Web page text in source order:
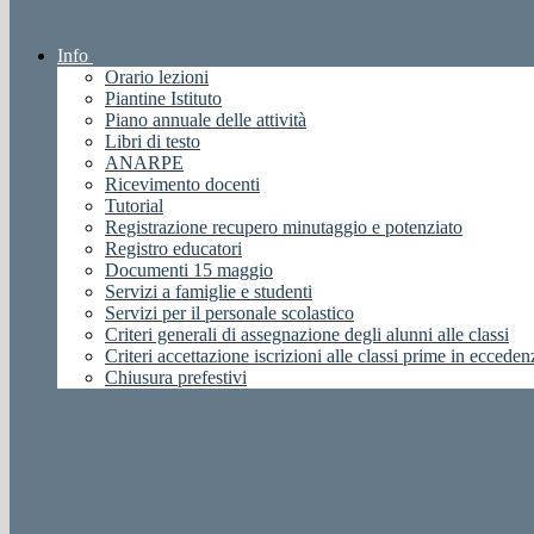
Info
Orario lezioni
Piantine Istituto
Piano annuale delle attività
Libri di testo
ANARPE
Ricevimento docenti
Tutorial
Registrazione recupero minutaggio e potenziato
Registro educatori
Documenti 15 maggio
Servizi a famiglie e studenti
Servizi per il personale scolastico
Criteri generali di assegnazione degli alunni alle classi
Criteri accettazione iscrizioni alle classi prime in
Chiusura prefestivi